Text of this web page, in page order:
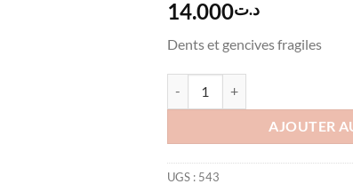
د.ت14.000
Dents et gencives fragiles
AJOUTER
UGS : 543